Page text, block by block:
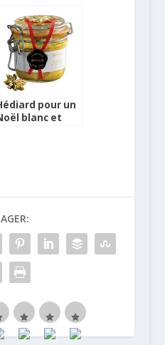
pour un
blanc et